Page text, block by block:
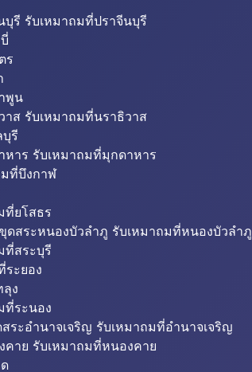
บุรี รับเหมาถมที่ปราจีนบุรี
ร
พูน
าส รับเหมาถมที่นราธิวาส
รี
หาร รับเหมาถมที่มุกดาหาร
ที่บึงกาฬ
ที่ยโสธร
ดสระหนองบัวลำภู รับเหมาถมที่หนองบัวลำภู
ที่สระบุรี
ระยอง
ง
ที่ระนอง
ระอำนาจเจริญ รับเหมาถมที่อำนาจเจริญ
คาย รับเหมาถมที่หนองคาย